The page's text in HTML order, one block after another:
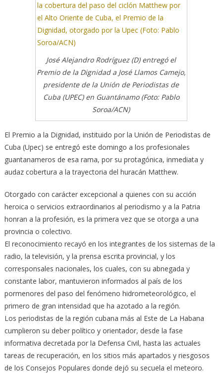
José Alejandro Rodríguez (D) entregó el
Premio de la Dignidad a José Llamos Camejo,
presidente de la Unión de Periodistas de
Cuba (UPEC) en Guantánamo (Foto: Pablo
Soroa/ACN)
El Premio a la Dignidad, instituido por la Unión de Periodistas de
Cuba (Upec) se entregó este domingo a los profesionales
guantanameros de esa rama, por su protagónica, inmediata y
audaz cobertura a la trayectoria del huracán Matthew.
Otorgado con carácter excepcional a quienes con su acción
heroica o servicios extraordinarios al periodismo y a la Patria
honran a la profesión, es la primera vez que se otorga a una
provincia o colectivo.
El reconocimiento recayó en los integrantes de los sistemas de la
radio, la televisión, y la prensa escrita provincial, y los
corresponsales nacionales, los cuales, con su abnegada y
constante labor, mantuvieron informados al país de los
pormenores del paso del fenómeno hidrometeorológico, el
primero de gran intensidad que ha azotado a la región.
Los periodistas de la región cubana más al Este de La Habana
cumplieron su deber político y orientador, desde la fase
informativa decretada por la Defensa Civil, hasta las actuales
tareas de recuperación, en los sitios más apartados y riesgosos
de los Consejos Populares donde dejó su secuela el meteoro.